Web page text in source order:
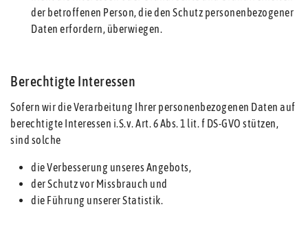
der betroffenen Person, die den Schutz personenbezogener
Daten erfordern, überwiegen.
Berechtigte Interessen
Sofern wir die Verarbeitung Ihrer personenbezogenen Daten auf
berechtigte Interessen i.S.v. Art. 6 Abs. 1 lit. f DS-GVO stützen,
sind solche
die Verbesserung unseres Angebots,
der Schutz vor Missbrauch und
die Führung unserer Statistik.